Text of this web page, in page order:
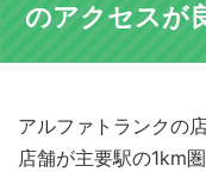
のアクセスが
アルファトランクの
店舗が主要駅の1km